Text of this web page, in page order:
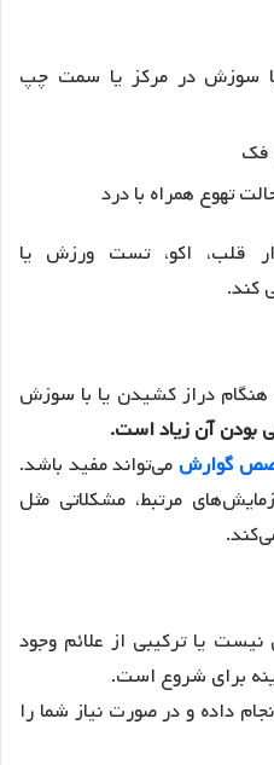
سوزش در مرکز یا سمت چپ
فک
تهوع همراه با درد
قلب، اکو، تست ورزش یا
کند.
دراز کشیدن یا با سوزش
بودن آن زیاد است.
گوارش می‌تواند مفید باشد.
مرتبط، مشکلاتی مثل
یا ترکیبی از علائم وجود
برای شروع است.
داده و در صورت نیاز شما را